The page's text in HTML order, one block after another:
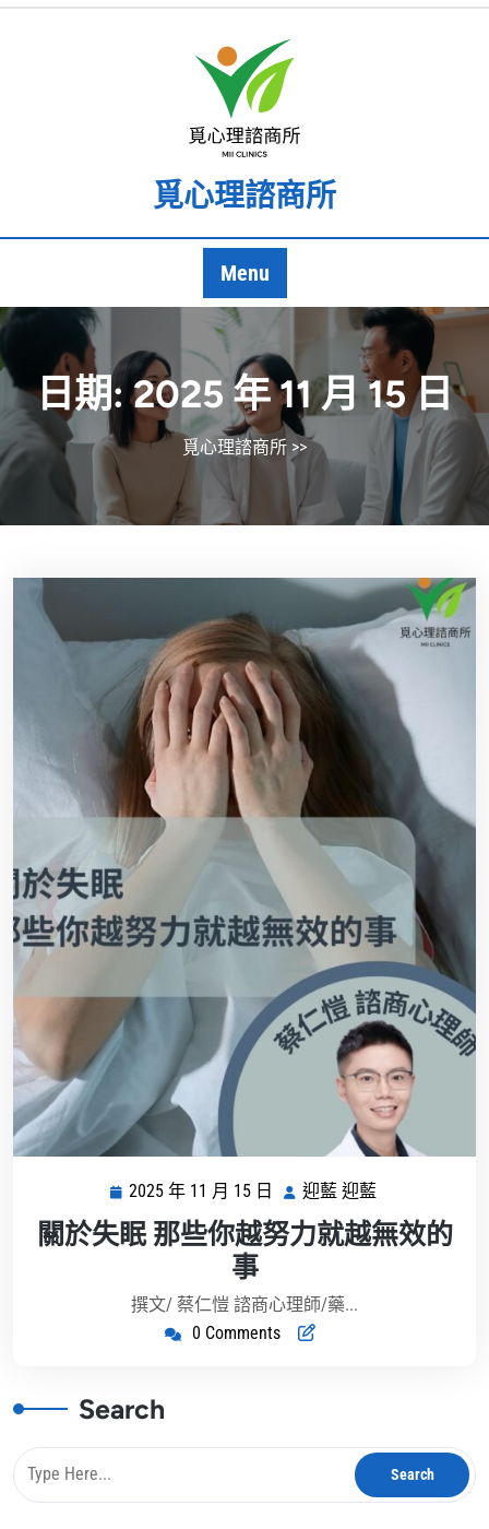
Skip
覓心理諮商所
Menu
日期:2025 年 11 月 15 日
覓心理諮商所 >>
2025 年 11 月 15 日
2025
年
11
15
迎藍 迎藍
藍
迎
關於失眠 那些你越努力就越無效的
事
撰文/ 蔡仁愷 諮商心理師/藥...
0 Comments
Search